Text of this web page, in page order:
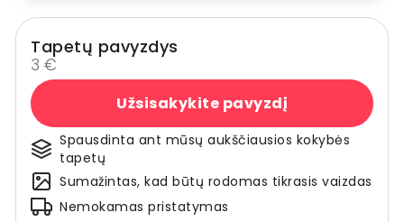
Tapetų pavyzdys
3 €
Užsisakykite pavyzdį
Spausdinta ant mūsų aukščiausios kokybės
tapetų
Sumažintas, kad būtų rodomas tikrasis vaizdas
Nemokamas pristatymas